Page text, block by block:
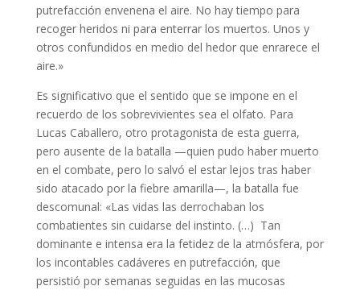
putrefacción envenena el aire. No hay tiempo para
recoger heridos ni para enterrar los muertos. Unos y
otros confundidos en medio del hedor que enrarece el
aire.»
Es significativo que el sentido que se impone en el
recuerdo de los sobrevivientes sea el olfato. Para
Lucas Caballero, otro protagonista de esta guerra,
pero ausente de la batalla —quien pudo haber muerto
en el combate, pero lo salvó el estar lejos tras haber
sido atacado por la fiebre amarilla—, la batalla fue
descomunal: «Las vidas las derrochaban los
combatientes sin cuidarse del instinto. (…) Tan
dominante e intensa era la fetidez de la atmósfera, por
los incontables cadáveres en putrefacción, que
persistió por semanas seguidas en las mucosas